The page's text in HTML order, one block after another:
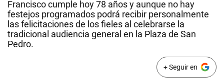
Francisco cumple hoy 78 años y aunque no hay
festejos programados podrá recibir personalmente
las felicitaciones de los fieles al celebrarse la
tradicional audiencia general en la Plaza de San
Pedro.
+ Seguir en